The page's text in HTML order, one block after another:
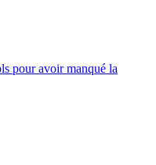
pour avoir manqué la